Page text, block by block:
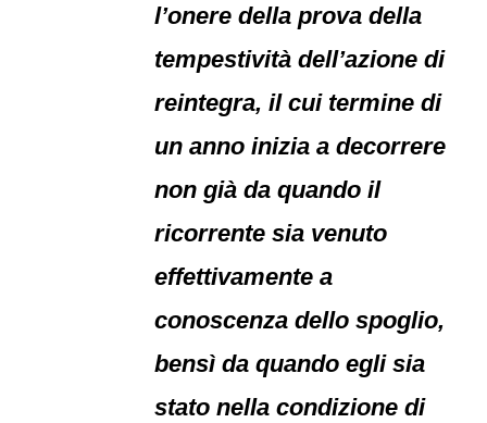
l’onere della prova della
tempestività dell’azione di
reintegra, il cui termine di
un anno inizia a decorrere
non già da quando il
ricorrente sia venuto
effettivamente a
conoscenza dello spoglio,
bensì da quando egli sia
stato nella condizione di